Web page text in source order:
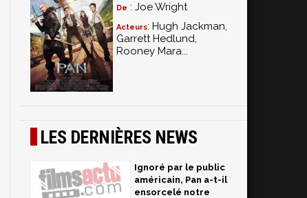
De : Joe Wright
Acteurs: Hugh Jackman,
Garrett Hedlund,
Rooney Mara...
LES DERNIÈRES NEWS
Ignoré par le public
américain, Pan a-t-il
ensorcelé notre